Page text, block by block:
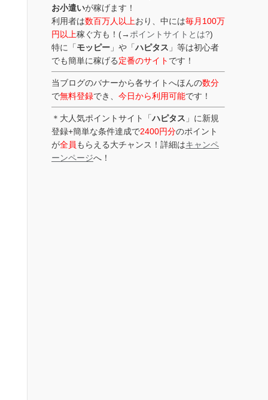
お小遣いが稼げます！
利用者は数百万人以上おり、中には毎月100万
円以上稼ぐ方も！(→ ポイントサイトとは?)
特に「モッピー 」や「ハピタス 」等は初心者
でも簡単に稼げる定番のサイト です！
当ブログのバナーから各サイトへほんの数分
で無料登録でき、 今日から利用可能です！
＊大人気ポイントサイト「ハピタス 」に新規
登録+簡単な条件達成で2400円分のポイント
が全員 もらえる大チャンス！詳細はキャンペ
ーンページへ！